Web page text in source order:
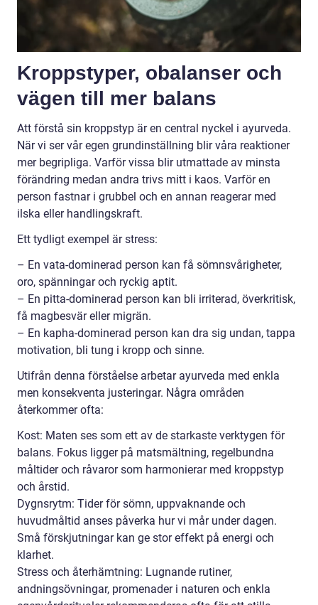
Kroppstyper, obalanser och
vägen till mer balans
Att förstå sin kroppstyp är en central nyckel i ayurveda.
När vi ser vår egen grundinställning blir våra reaktioner
mer begripliga. Varför vissa blir utmattade av minsta
förändring medan andra trivs mitt i kaos. Varför en
person fastnar i grubbel och en annan reagerar med
ilska eller handlingskraft.
Ett tydligt exempel är stress:
– En vata-dominerad person kan få sömnsvårigheter,
oro, spänningar och ryckig aptit.
– En pitta-dominerad person kan bli irriterad, överkritisk,
få magbesvär eller migrän.
– En kapha-dominerad person kan dra sig undan, tappa
motivation, bli tung i kropp och sinne.
Utifrån denna förståelse arbetar ayurveda med enkla
men konsekventa justeringar. Några områden
återkommer ofta:
Kost: Maten ses som ett av de starkaste verktygen för
balans. Fokus ligger på matsmältning, regelbundna
måltider och råvaror som harmonierar med kroppstyp
och årstid.
Dygnsrytm: Tider för sömn, uppvaknande och
huvudmåltid anses påverka hur vi mår under dagen.
Små förskjutningar kan ge stor effekt på energi och
klarhet.
Stress och återhämtning: Lugnande rutiner,
andningsövningar, promenader i naturen och enkla